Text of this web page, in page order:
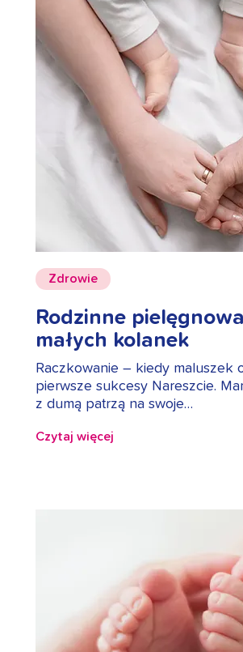
Zdrowie
Rodzinne
małych kolanek
Raczkowanie – kiedy maluszek
pierwsze sukcesy Nareszcie.
z dumą patrzą na swoje…
Czytaj więcej